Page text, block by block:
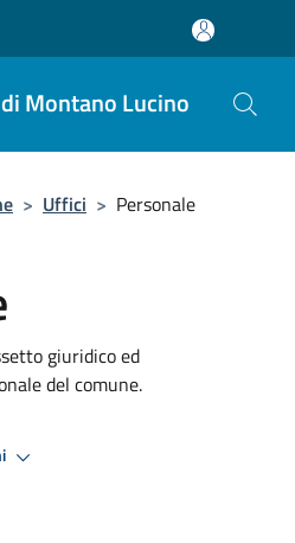
Montano Lucino
> Uffici > Personale
giuridico ed
del comune.